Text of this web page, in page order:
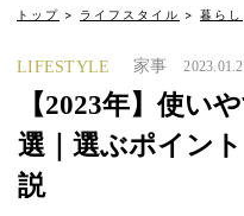
トップ ライフスタイル 暮らし
LIFESTYLE 家事
【2023年】使い
選｜選ぶポイン
説